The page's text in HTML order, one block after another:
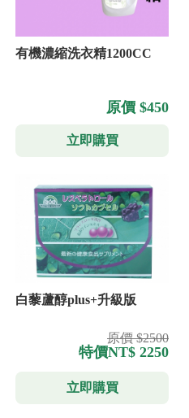
有機濃縮洗衣精1200CC
原價 $450
立即購買
白藜蘆醇plus+升級版
原價 $2500
特價NT$ 2250
立即購買